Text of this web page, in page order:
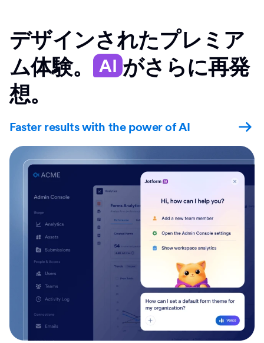
デザインされたプレミア
ム体験。 AI がさらに再発
想。
Faster results with the power of AI